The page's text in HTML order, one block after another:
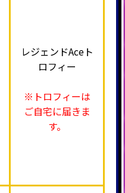
レジェンドAceト
ロフィー
※トロフィーは
ご自宅に届きま
す。